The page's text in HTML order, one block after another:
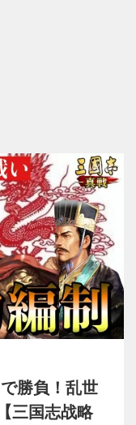
勝負！乱世
三国志战略